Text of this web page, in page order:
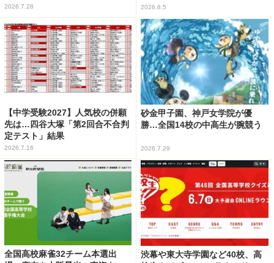
2026.7.28 2026.8.5
【中学受験2027】人気校の併願
先は…四谷大塚「第2回合不合判
定テスト」結果
2026.7.16
砂金甲子園、神戸女学院が優
勝…全国14校の中高生が腕競う
2026.7.29
全国高校麻雀32チーム本選出
渋幕や東大寺学園など40校、高